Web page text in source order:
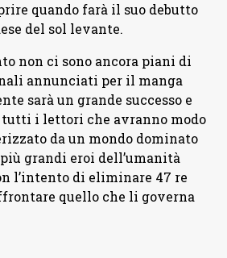
quando farà il suo debutto
del sol levante.
non ci sono ancora piani di
annunciati per il manga
sarà un grande successo e
tutti i lettori che avranno modo
da un mondo dominato
grandi eroi dell’umanità
l’intento di eliminare 47 re
quello che li governa